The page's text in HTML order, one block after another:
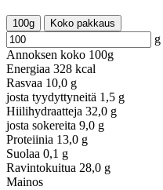
100g Koko pakkaus
g
Annoksen koko 100g
Energiaa 328 kcal
Rasvaa 10,0 g
josta tyydyttyneitä 1,5 g
Hiilihydraatteja 32,0 g
josta sokereita 9,0 g
Proteiinia 13,0 g
Suolaa 0,1 g
Ravintokuitua 28,0 g
Mainos